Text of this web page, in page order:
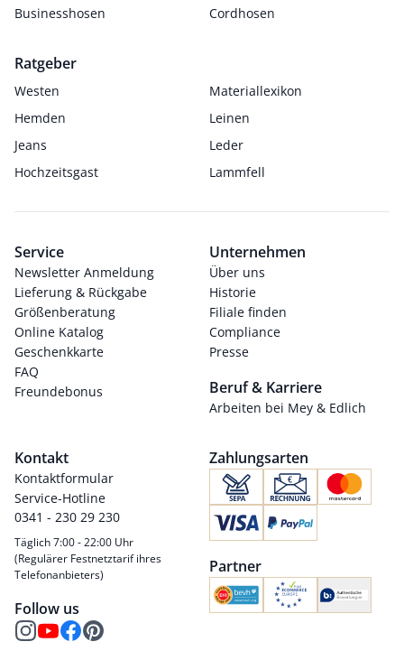
Businesshosen
Cordhosen
Ratgeber
Westen
Materiallexikon
Hemden
Leinen
Jeans
Leder
Hochzeitsgast
Lammfell
Service
Newsletter Anmeldung
Lieferung & Rückgabe
Größenberatung
Online Katalog
Geschenkkarte
FAQ
Freundebonus
Unternehmen
Über uns
Historie
Filiale finden
Compliance
Presse
Beruf & Karriere
Arbeiten bei Mey & Edlich
Kontakt
Kontaktformular
Service-Hotline
0341 - 230 29 230
Täglich 7:00 - 22:00 Uhr
(Regulärer Festnetztarif ihres
Telefonanbieters)
Follow us
Zahlungsarten
Partner